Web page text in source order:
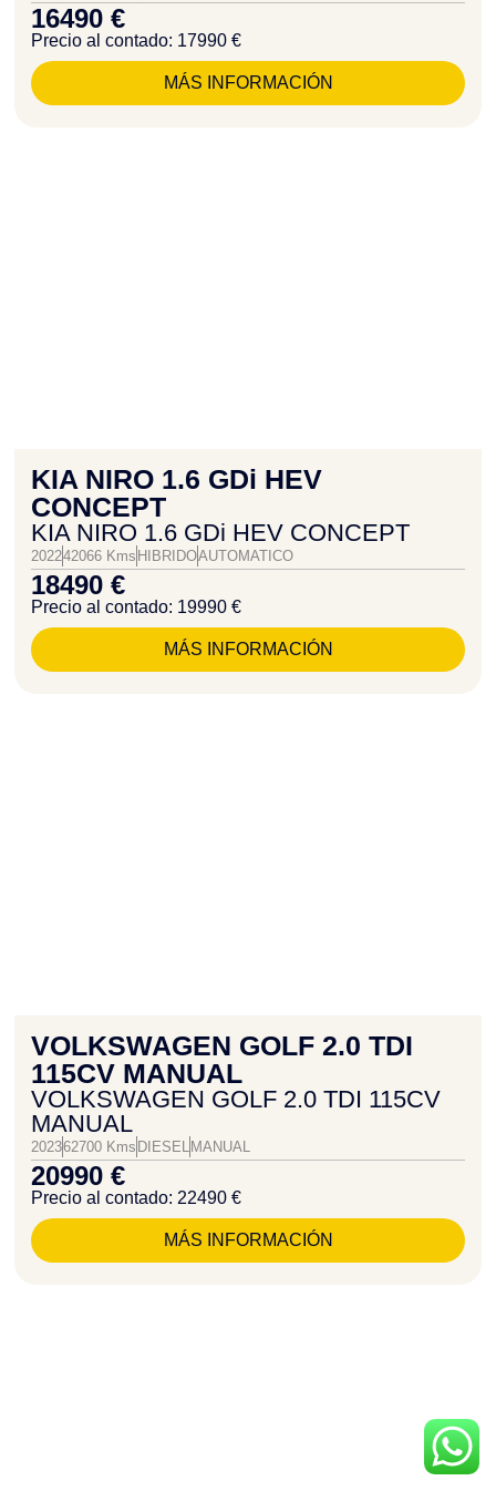
16490 €
Precio al contado: 17990 €
MÁS INFORMACIÓN
KIA NIRO 1.6 GDi HEV
CONCEPT
KIA NIRO 1.6 GDi HEV CONCEPT
202242066 Kms HIBRIDOAUTOMATICO
18490 €
Precio al contado: 19990 €
MÁS INFORMACIÓN
VOLKSWAGEN GOLF 2.0 TDI
115CV MANUAL
VOLKSWAGEN GOLF 2.0 TDI 115CV
MANUAL
202362700 Kms DIESEL MANUAL
20990 €
Precio al contado: 22490 €
MÁS INFORMACIÓN